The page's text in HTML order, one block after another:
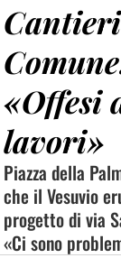
«Offesi
lavori»
Piazza della
che il Vesuvio
progetto di via
«Ci sono